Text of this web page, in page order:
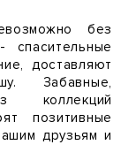
без
доставляют
Забавные,
коллекций
позитивные
друзьям и